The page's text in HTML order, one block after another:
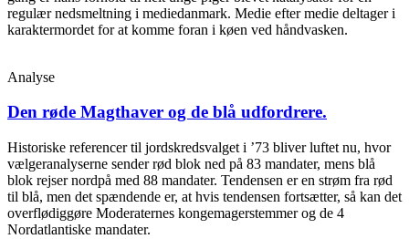
regulær nedsmeltning i mediedanmark. Medie efter medie deltager i
karaktermordet for at komme foran i køen ved håndvasken.
Analyse
Den røde Magthaver og de blå udfordrere.
Historiske referencer til jordskredsvalget i ’73 bliver luftet nu, hvor
vælgeranalyserne sender rød blok ned på 83 mandater, mens blå
blok rejser nordpå med 88 mandater. Tendensen er en strøm fra rød
til blå, men det spændende er, at hvis tendensen fortsætter, så kan det
overflødiggøre Moderaternes kongemagerstemmer og de 4
Nordatlantiske mandater.